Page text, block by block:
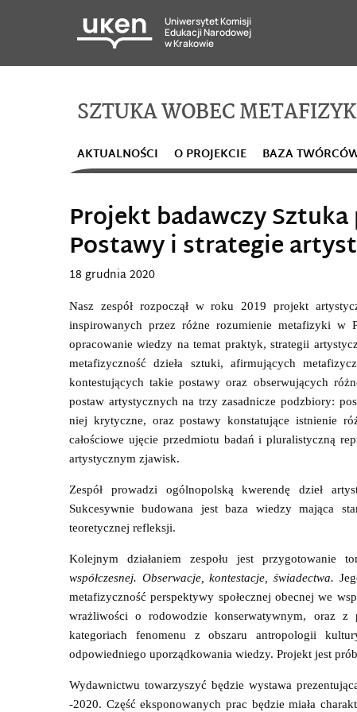
Uniwersytet Komisji
Edukacji Narodowej
w Krakowie
SZTUKA WOBEC
AKTUALNOŚCI O PROJEKCIE BAZA
Projekt badawczy
Postawy i strategie
18 grudnia 2020
Nasz zespół rozpoczął w roku 2019 projekt
inspirowanych przez różne rozumienie metafizyki w
opracowanie wiedzy na temat praktyk, strategii
metafizyczność dzieła sztuki, afirmujących
kontestujących takie postawy oraz obserwujących
postaw artystycznych na trzy zasadnicze podzbiory:
niej krytyczne, oraz postawy konstatujące istnienie
całościowe ujęcie przedmiotu badań i pluralistyczną
artystycznym zjawisk.
Zespół prowadzi ogólnopolską kwerendę dzieł
Sukcesywnie budowana jest baza wiedzy mająca
teoretycznej refleksji.
Kolejnym działaniem zespołu jest przygotowanie
współczesnej. Obserwacje, kontestacje, świadectwa.
metafizyczność perspektywy społecznej obecnej we
wrażliwości o rodowodzie konserwatywnym, oraz
kategoriach fenomenu z obszaru antropologii
odpowiedniego uporządkowania wiedzy. Projekt jest
Wydawnictwu towarzyszyć będzie wystawa
-2020. Część eksponowanych prac będzie miała